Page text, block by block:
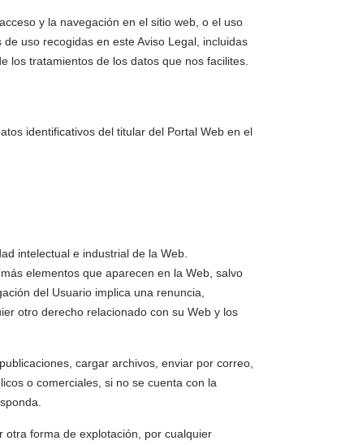
y la navegación en el sitio web, o el uso
uso recogidas en este Aviso Legal, incluidas
los tratamientos de los datos que nos facilites.
identificativos del titular del Portal Web en el
intelectual e industrial de la Web.
elementos que aparecen en la Web, salvo
del Usuario implica una renuncia,
otro derecho relacionado con su Web y los
cargar archivos, enviar por correo,
o comerciales, si no se cuenta con la
otra forma de explotación, por cualquier